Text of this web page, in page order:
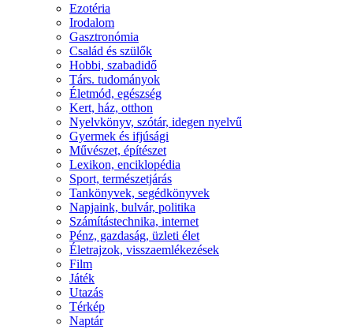
Ezotéria
Irodalom
Gasztronómia
Család és szülők
Hobbi, szabadidő
Társ. tudományok
Életmód, egészség
Kert, ház, otthon
Nyelvkönyv, szótár, idegen nyelvű
Gyermek és ifjúsági
Művészet, építészet
Lexikon, enciklopédia
Sport, természetjárás
Tankönyvek, segédkönyvek
Napjaink, bulvár, politika
Számítástechnika, internet
Pénz, gazdaság, üzleti élet
Életrajzok, visszaemlékezések
Film
Játék
Utazás
Térkép
Naptár